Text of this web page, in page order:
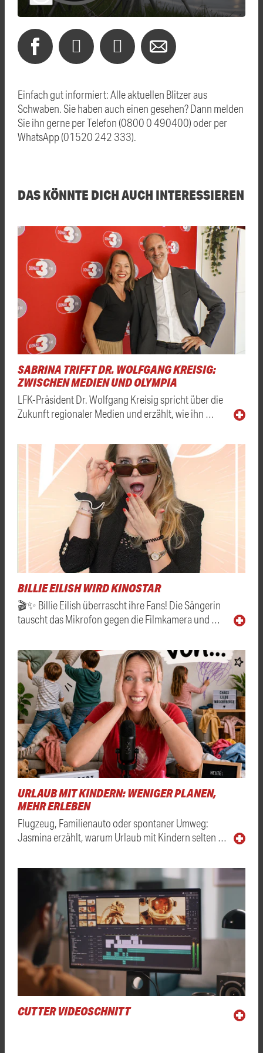
Einfach gut informiert: Alle aktuellen Blitzer aus
Schwaben. Sie haben auch einen gesehen? Dann melden
Sie ihn gerne per Telefon (0800 0 490400) oder per
WhatsApp (01520 242 333).
DAS KÖNNTE DICH AUCH INTERESSIEREN
SABRINA TRIFFT DR. WOLFGANG KREISIG:
ZWISCHEN MEDIEN UND OLYMPIA
LFK-Präsident Dr. Wolfgang Kreisig spricht über die
Zukunft regionaler Medien und erzählt, wie ihn …
BILLIE EILISH WIRD KINOSTAR
🎬✨ Billie Eilish überrascht ihre Fans! Die Sängerin
tauscht das Mikrofon gegen die Filmkamera und …
URLAUB MIT KINDERN: WENIGER PLANEN,
MEHR ERLEBEN
Flugzeug, Familienauto oder spontaner Umweg:
Jasmina erzählt, warum Urlaub mit Kindern selten …
CUTTER VIDEOSCHNITT